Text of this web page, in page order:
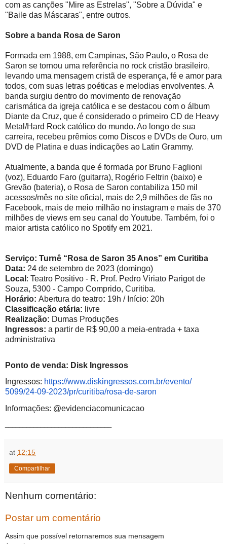
com as canções "Mire as Estrelas", "Sobre a Dúvida" e
"Baile das Máscaras", entre outros.
Sobre a banda Rosa de Saron
Formada em 1988, em Campinas, São Paulo, o Rosa de
Saron se tornou uma referência no rock cristão brasileiro,
levando uma mensagem cristã de esperança, fé e amor para
todos, com suas letras poéticas e melodias envolventes. A
banda surgiu dentro do movimento de renovação
carismática da igreja católica e se destacou com o álbum
Diante da Cruz, que é considerado o primeiro CD de Heavy
Metal/Hard Rock católico do mundo. Ao longo de sua
carreira, recebeu prêmios como Discos e DVDs de Ouro, um
DVD de Platina e duas indicações ao Latin Grammy.
Atualmente, a banda que é formada por Bruno Faglioni
(voz), Eduardo Faro (guitarra), Rogério Feltrin (baixo) e
Grevão (bateria), o Rosa de Saron contabiliza 150 mil
acessos/mês no site oficial, mais de 2,9 milhões de fãs no
Facebook, mais de meio milhão no instagram e mais de 370
milhões de views em seu canal do Youtube. Também, foi o
maior artista católico no Spotify em 2021.
Serviço: Turnê “Rosa de Saron 35 Anos” em Curitiba
Data: 24 de setembro de 2023 (domingo)
Local : Teatro Positivo - R. Prof. Pedro Viriato Parigot de
Souza, 5300 - Campo Comprido, Curitiba.
Horário: Abertura do teatro: 19h / Início: 20h
Classificação etária: livre
Realização: Dumas Produções
Ingressos: a partir de R$ 90,00 a meia-entrada + taxa
administrativa
Ponto de venda: Disk Ingressos
Ingressos: https://www.diskingressos.com.br/evento/
5099/24-09-2023/pr/curitiba/rosa-de-saron
Informações: @evidenciacomunicacao
at 12:15
Compartilhar
Nenhum comentário:
Postar um comentário
Assim que possível retornaremos sua mensagem